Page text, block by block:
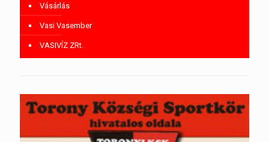
Vásárlás
Vasi Vasember
VASIVÍZ ZRt.